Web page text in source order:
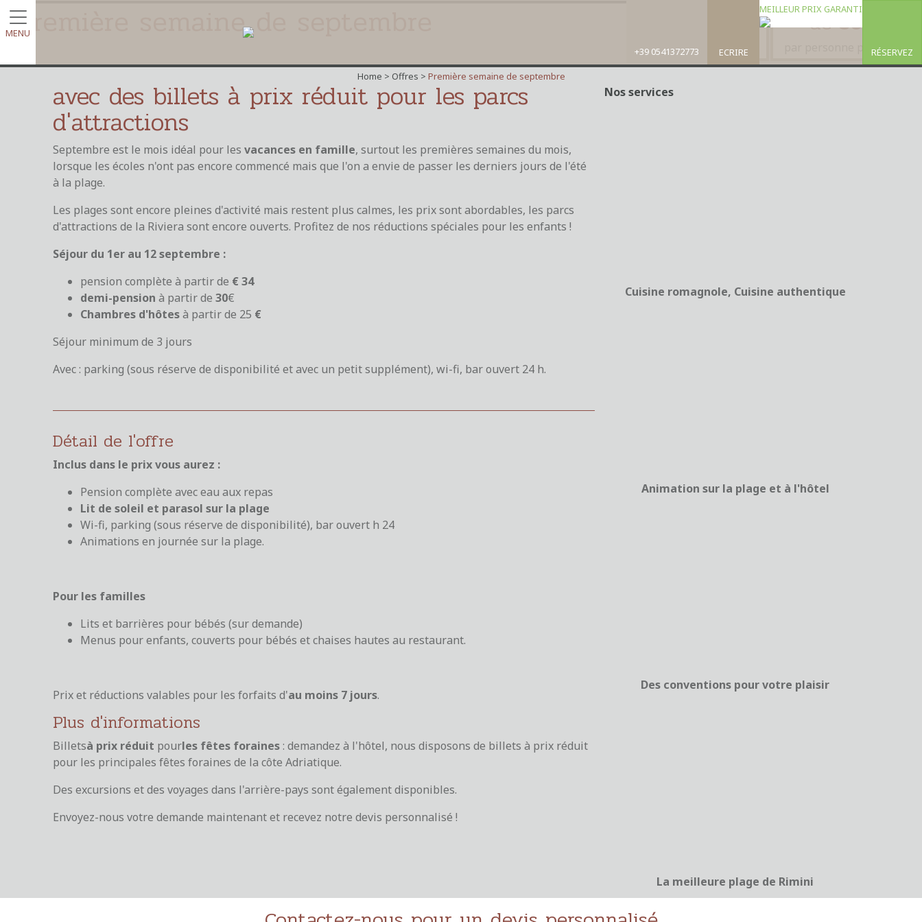
MENU
+39 0541372773
ECRIRE
MEILLEUR PRIX GARANTI
RÉSERVEZ
Première semaine de septembre de30€
par personne par jour
Home > Offres > Première semaine de septembre
avec des billets à prix réduit pour les parcs
d'attractions
Septembre est le mois idéal pour les vacances en famille, surtout les premières semaines du mois,
lorsque les écoles n'ont pas encore commencé mais que l'on a envie de passer les derniers jours de l'été
à la plage.
Les plages sont encore pleines d'activité mais restent plus calmes, les prix sont abordables, les parcs
d'attractions de la Riviera sont encore ouverts. Profitez de nos réductions spéciales pour les enfants !
Séjour du 1er au 12 septembre :
pension complète à partir de € 34
demi-pension à partir de 30€
Chambres d'hôtesà partir de 25 €
Séjour minimum de 3 jours
Avec : parking (sous réserve de disponibilité et avec un petit supplément), wi-fi, bar ouvert 24 h.
Détail de l'offre
Inclus dans le prix vous aurez :
Pension complète avec eau aux repas
Lit de soleil et parasol sur la plage
Wi-fi, parking (sous réserve de disponibilité), bar ouvert h 24
Animations en journée sur la plage.
Pour les familles
Lits et barrières pour bébés (sur demande)
Menus pour enfants, couverts pour bébés et chaises hautes au restaurant.
Prix et réductions valables pour les forfaits d'au moins 7 jours.
Plus d'informations
Billetsà prix réduit pourles fêtes foraines: demandez à l'hôtel, nous disposons de billets à prix réduit
pour les principales fêtes foraines de la côte Adriatique.
Des excursions et des voyages dans l'arrière-pays sont également disponibles.
Envoyez-nous votre demande maintenant et recevez notre devis personnalisé !
Nos services
Cuisine romagnole, Cuisine authentique
Animation sur la plage et à l'hôtel
Des conventions pour votre plaisir
La meilleure plage de Rimini